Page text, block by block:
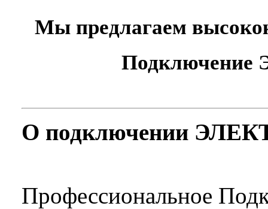
Мы предлагаем
Подключение
О подключении
Профессиональное